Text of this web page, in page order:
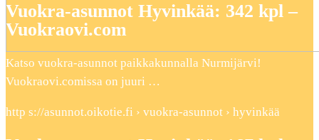
Vuokra-asunnot Hyvinkää: 342 kpl –
Vuokraovi.com
Katso vuokra-asunnot paikkakunnalla Nurmijärvi!
Vuokraovi.comissa on juuri …
http s://asunnot.oikotie.fi › vuokra-asunnot › hyvinkää